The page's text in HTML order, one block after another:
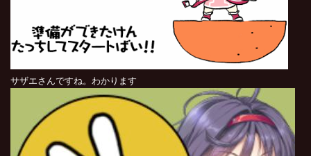
サザエさんですね。わかります